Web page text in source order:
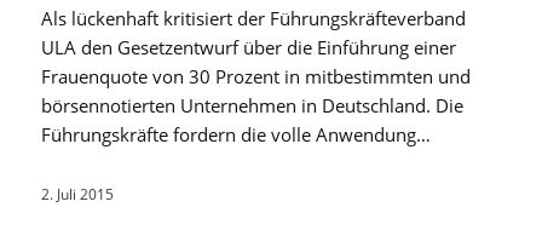
Als lückenhaft kritisiert der Führungskräfteverband
ULA den Gesetzentwurf über die Einführung einer
Frauenquote von 30 Prozent in mitbestimmten und
börsennotierten Unternehmen in Deutschland. Die
Führungskräfte fordern die volle Anwendung…
2. Juli 2015